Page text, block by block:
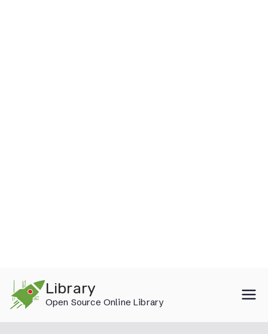
content
Library
Open Source Online Library